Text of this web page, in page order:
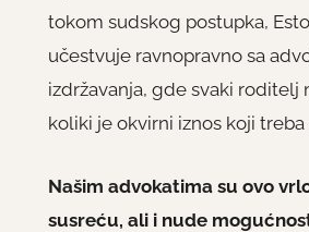
tokom sudskog postupka,
učestvuje ravnopravno sa
izdržavanja, gde svaki
koliki je okvirni iznos koji
Našim advokatima su ovo
susreću, ali i nude